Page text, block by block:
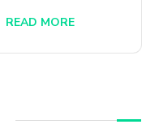
READ MORE